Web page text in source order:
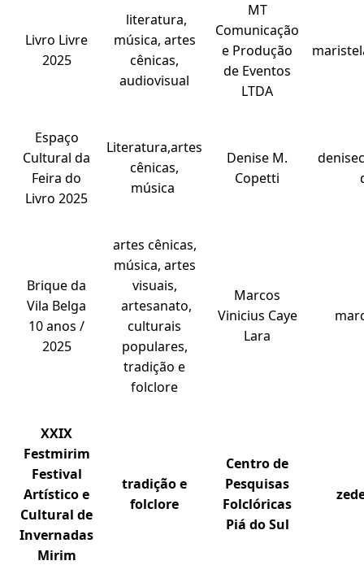
Livro Livre
2025
literatura,
música, artes
cênicas,
audiovisual
MT
Comunicação
e Produção
de Eventos
LTDA
Espaço
Cultural da
Feira do
Livro 2025
Literatura,artes
cênicas,
música
Denise M.
Copetti
Brique da
Vila Belga
10 anos /
2025
artes cênicas,
música, artes
visuais,
artesanato,
culturais
populares,
tradição e
folclore
Marcos
Vinicius Caye
Lara
XXIX
Festmirim
Festival
Artístico e
Cultural de
Invernadas
Mirim
tradição e
folclore
Centro de
Pesquisas
Folclóricas
Piá do Sul